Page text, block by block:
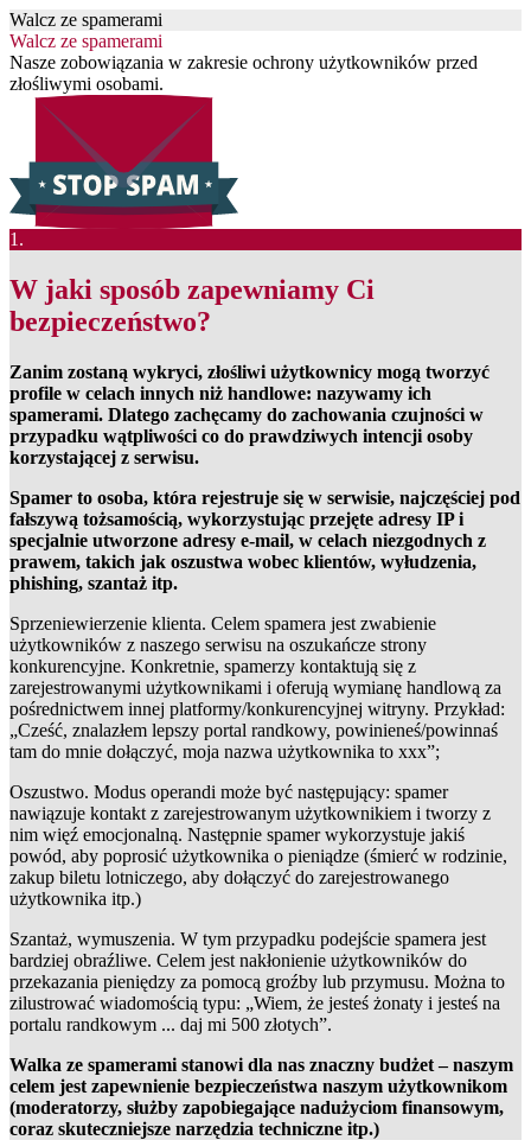
Walcz ze spamerami
Walcz ze spamerami
Nasze zobowiązania w zakresie ochrony użytkowników przed
złośliwymi osobami.
1.
W jaki sposób zapewniamy Ci
bezpieczeństwo?
Zanim zostaną wykryci, złośliwi użytkownicy mogą tworzyć
profile w celach innych niż handlowe: nazywamy ich
spamerami. Dlatego zachęcamy do zachowania czujności w
przypadku wątpliwości co do prawdziwych intencji osoby
korzystającej z serwisu.
Spamer to osoba, która rejestruje się w serwisie, najczęściej pod
fałszywą tożsamością, wykorzystując przejęte adresy IP i
specjalnie utworzone adresy e-mail, w celach niezgodnych z
prawem, takich jak oszustwa wobec klientów, wyłudzenia,
phishing, szantaż itp.
Sprzeniewierzenie klienta. Celem spamera jest zwabienie
użytkowników z naszego serwisu na oszukańcze strony
konkurencyjne. Konkretnie, spamerzy kontaktują się z
zarejestrowanymi użytkownikami i oferują wymianę handlową za
pośrednictwem innej platformy/konkurencyjnej witryny. Przykład:
„Cześć, znalazłem lepszy portal randkowy, powinieneś/powinnaś
tam do mnie dołączyć, moja nazwa użytkownika to xxx”;
Oszustwo. Modus operandi może być następujący: spamer
nawiązuje kontakt z zarejestrowanym użytkownikiem i tworzy z
nim więź emocjonalną. Następnie spamer wykorzystuje jakiś
powód, aby poprosić użytkownika o pieniądze (śmierć w rodzinie,
zakup biletu lotniczego, aby dołączyć do zarejestrowanego
użytkownika itp.)
Szantaż, wymuszenia. W tym przypadku podejście spamera jest
bardziej obraźliwe. Celem jest nakłonienie użytkowników do
przekazania pieniędzy za pomocą groźby lub przymusu. Można to
zilustrować wiadomością typu: „Wiem, że jesteś żonaty i jesteś na
portalu randkowym ... daj mi 500 złotych”.
Walka ze spamerami stanowi dla nas znaczny budżet – naszym
celem jest zapewnienie bezpieczeństwa naszym użytkownikom
(moderatorzy, służby zapobiegające nadużyciom finansowym,
coraz skuteczniejsze narzędzia techniczne itp.)